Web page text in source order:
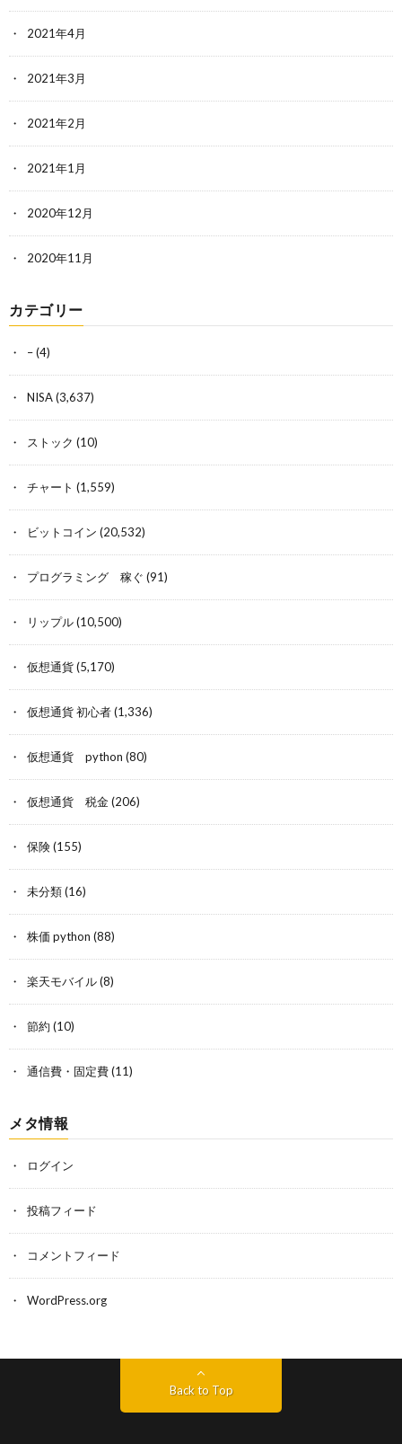
2021年4月
2021年3月
2021年2月
2021年1月
2020年12月
2020年11月
カテゴリー
–(4)
NISA(3,637)
ストック (10)
チャート (1,559)
ビットコイン (20,532)
プログラミング 稼ぐ (91)
リップル(10,500)
仮想通貨(5,170)
仮想通貨 初心者(1,336)
仮想通貨 python (80)
仮想通貨 税金(206)
保険(155)
未分類(16)
株価 python (88)
楽天モバイル(8)
節約 (10)
通信費・固定費(11)
メタ情報
ログイン
投稿フィード
コメントフィード
WordPress.org
Back to Top